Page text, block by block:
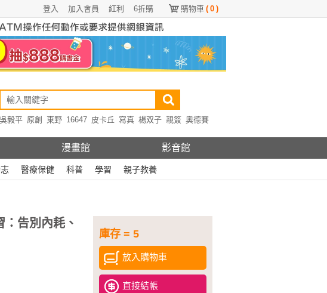
購物車 ( 0 )
6折購
紅利
加入會員
登入
吳毅平 原創 東野 16647 皮卡丘 寫真 楊双子 親簽 奧德賽
漫畫館 影音館
醫療保健 科普 學習 親子教養
庫存 = 5
放入購物車
直接結帳
告別內耗、